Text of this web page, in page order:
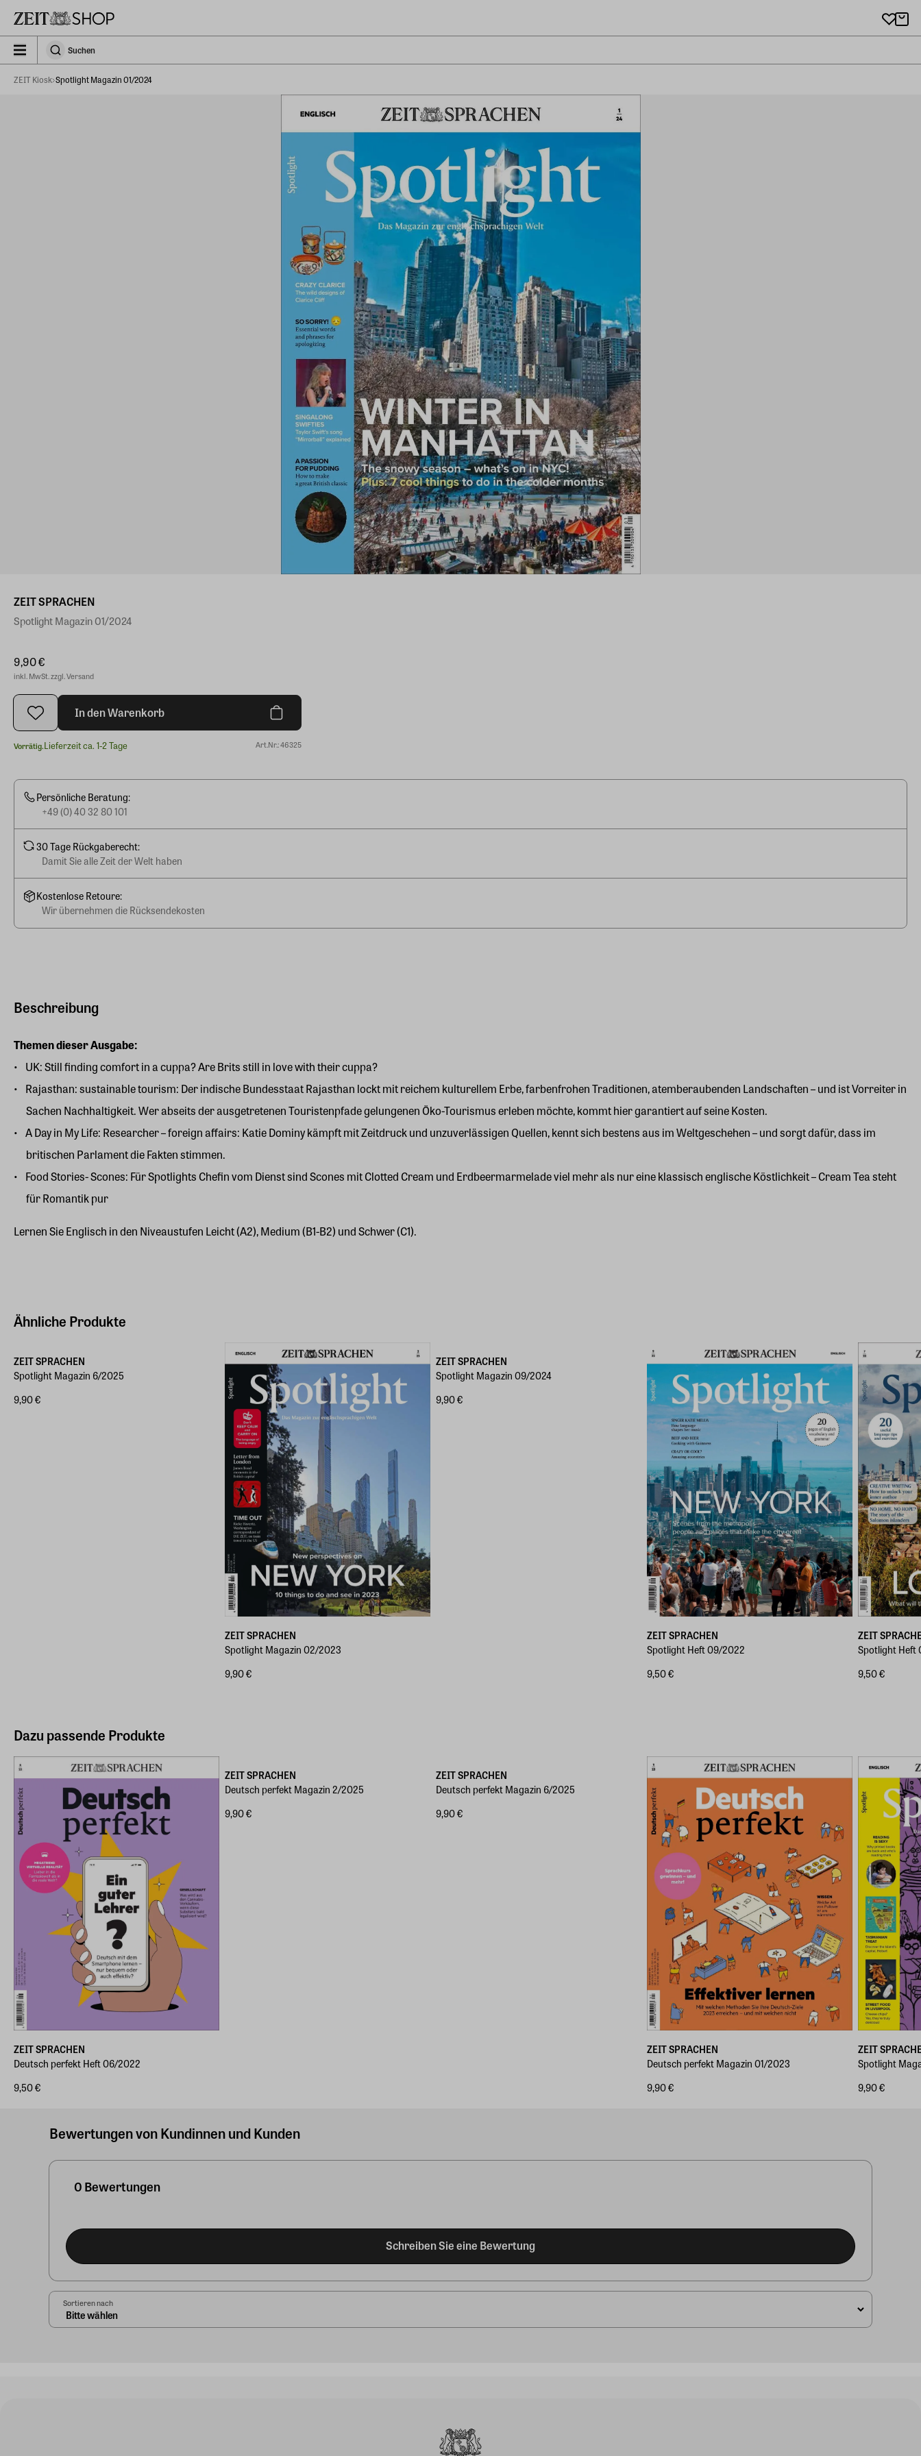
zeit_storefront.components.search.collapsed
SuchenSuchen
ZEIT Kiosk Spotlight Magazin 01/2024
Beschreibung
Themen dieser Ausgabe:
UK: Still finding comfort in a cuppa? Are Brits still in love with their cuppa?
Rajasthan: sustainable tourism: Der indische Bundesstaat Rajasthan lockt mit reichem kulturellem Erbe, farbenfrohen Traditionen, atemberaubenden Landschaften – und ist Vorreiter in
Sachen Nachhaltigkeit. Wer abseits der ausgetretenen Touristenpfade gelungenen Öko-Tourismus erleben möchte, kommt hier garantiert auf seine Kosten.
A Day in My Life: Researcher – foreign affairs: Katie Dominy kämpft mit Zeitdruck und unzuverlässigen Quellen, kennt sich bestens aus im Weltgeschehen – und sorgt dafür, dass im
britischen Parlament die Fakten stimmen.
Food Stories- Scones: Für Spotlights Chefin vom Dienst sind Scones mit Clotted Cream und Erdbeermarmelade viel mehr als nur eine klassisch englische Köstlichkeit – Cream Tea steht
für Romantik pur
Lernen Sie Englisch in den Niveaustufen Leicht (A2), Medium (B1-B2) und Schwer (C1).
ZEIT SPRACHEN
Spotlight Magazin 01/2024
9,90 €
inkl. MwSt. zzgl. Versand
In den Warenkorb
Vorrätig.Lieferzeit ca. 1-2 Tage Art.Nr.: 46325
Persönliche Beratung:
+49 (0) 40 32 80 101
30 Tage Rückgaberecht:
Damit Sie alle Zeit der Welt haben
Kostenlose Retoure:
Wir übernehmen die Rücksendekosten
Ähnliche Produkte
ZEIT SPRACHEN
Spotlight Magazin 6/2025
9,90 €
ZEIT SPRACHEN
Spotlight Magazin 02/2023
9,90 €
ZEIT SPRACHEN
Spotlight Magazin 09/2024
9,90 €
ZEIT SPRACHEN
Spotlight Heft 09/2022
9,50 €
ZEIT
Spotlight Heft
9,50 €
Dazu passende Produkte
ZEIT SPRACHEN
Deutsch perfekt Heft 06/2022
9,50 €
ZEIT SPRACHEN
Deutsch perfekt Magazin 2/2025
9,90 €
ZEIT SPRACHEN
Deutsch perfekt Magazin 6/2025
9,90 €
ZEIT SPRACHEN
Deutsch perfekt Magazin 01/2023
9,90 €
ZEIT
Spotlight
9,90 €
Bewertungen von Kundinnen und Kunden
0 Bewertungen
Schreiben Sie eine Bewertung
Sortieren nach